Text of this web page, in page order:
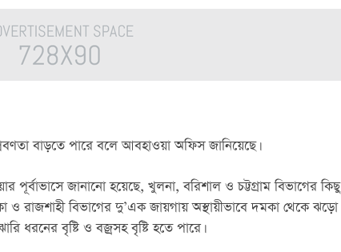
বাড়তে পারে বলে আবহাওয়া অফিস জানিয়েছে।
জানানো হয়েছে, খুলনা, বরিশাল ও চট্টগ্রাম বিভাগের কিছু
রাজশাহী বিভাগের দু’এক জায়গায় অস্থায়ীভাবে দমকা থেকে ঝড়ো
ধরনের বৃষ্টি ও বজ্রসহ বৃষ্টি হতে পারে।